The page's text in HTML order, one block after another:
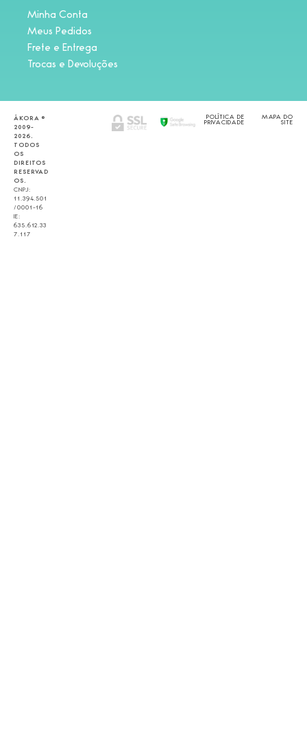
Minha Conta
Meus Pedidos
Frete e Entrega
Trocas e Devoluções
ÁKORA ©
2009-
2026.
TODOS
OS
DIREITOS
RESERVAD
OS.
CNPJ:
11.394.501
/0001-16
IE:
635.612.33
7.117
POLÍTICA DE
PRIVACIDADE
MAPA DO
SITE